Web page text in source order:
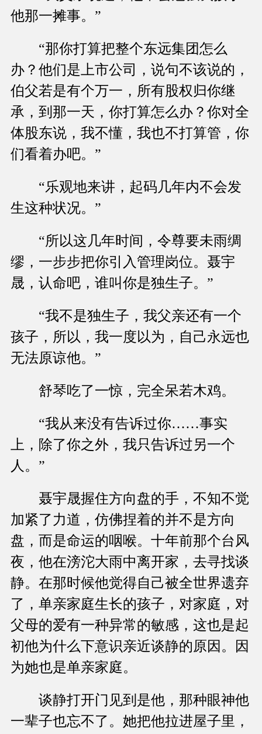
他那一摊事。”
“那你打算把整个东远集团怎么
办？他们是上市公司，说句不该说的，
伯父若是有个万一，所有股权归你继
承，到那一天，你打算怎么办？你对全
体股东说，我不懂，我也不打算管，你
们看着办吧。”
“乐观地来讲，起码几年内不会发
生这种状况。”
“所以这几年时间，令尊要未雨绸
缪，一步步把你引入管理岗位。聂宇
晟，认命吧，谁叫你是独生子。”
“我不是独生子，我父亲还有一个
孩子，所以，我一度以为，自己永远也
无法原谅他。”
舒琴吃了一惊，完全呆若木鸡。
“我从来没有告诉过你……事实
上，除了你之外，我只告诉过另一个
人。”
聂宇晟握住方向盘的手，不知不觉
加紧了力道，仿佛捏着的并不是方向
盘，而是命运的咽喉。十年前那个台风
夜，他在滂沱大雨中离开家，去寻找谈
静。在那时候他觉得自己被全世界遗弃
了，单亲家庭生长的孩子，对家庭，对
父母的爱有一种异常的敏感，这也是起
初他为什么下意识亲近谈静的原因。因
为她也是单亲家庭。
谈静打开门见到是他，那种眼神他
一辈子也忘不了。她把他拉进屋子里，